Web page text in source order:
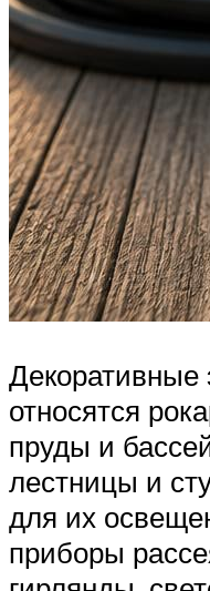
относятся
пруды и
лестницы и
для их
приборы